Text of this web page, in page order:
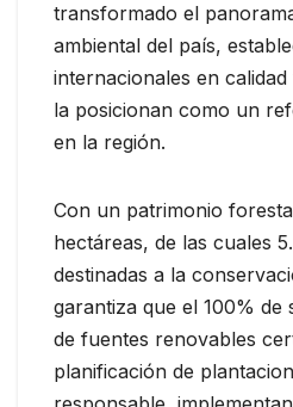
transformado el
ambiental del país,
internacionales en
la posicionan como un
en la región.
Con un patrimonio
hectáreas, de las cuales
destinadas a la
garantiza que el 100% de
de fuentes renovables
planificación de